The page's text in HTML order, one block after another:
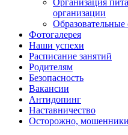
организации
Образовательные
Фотогалерея
Наши успехи
Расписание занятий
Родителям
Безопасность
Вакансии
Антидопинг
Наставничество
Осторожно,